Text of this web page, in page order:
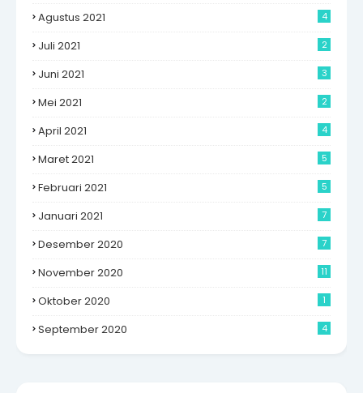
Agustus 2021 4
Juli 2021 2
Juni 2021 3
Mei 2021 2
April 2021 4
Maret 2021 5
Februari 2021 5
Januari 2021 7
Desember 2020 7
November 2020 11
Oktober 2020 1
September 2020 4